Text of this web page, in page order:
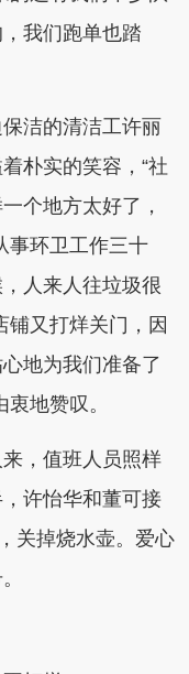
我们跑单也踏
洁的清洁工许丽
朴实的笑容，“社
个地方太好了，
事环卫工作三十
人来人往垃圾很
铺又打烊关门，因
地为我们准备了
地赞叹。
，值班人员照样
许怡华和董可接
关掉烧水壶。爱心